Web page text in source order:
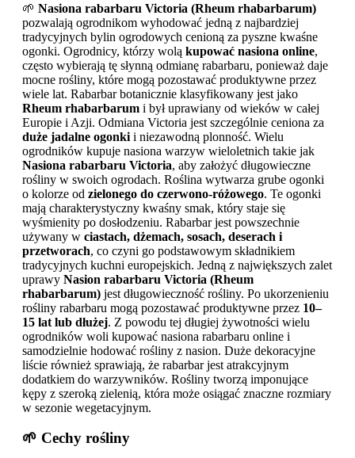
🌱 Nasiona rabarbaru Victoria (Rheum rhabarbarum)
pozwalają ogrodnikom wyhodować jedną z najbardziej
tradycyjnych bylin ogrodowych cenioną za pyszne kwaśne
ogonki. Ogrodnicy, którzy wolą kupować nasiona online,
często wybierają tę słynną odmianę rabarbaru, ponieważ daje
mocne rośliny, które mogą pozostawać produktywne przez
wiele lat. Rabarbar botanicznie klasyfikowany jest jako
Rheum rhabarbarum i był uprawiany od wieków w całej
Europie i Azji. Odmiana Victoria jest szczególnie ceniona za
duże jadalne ogonki i niezawodną plonność. Wielu
ogrodników kupuje nasiona warzyw wieloletnich takie jak
Nasiona rabarbaru Victoria, aby założyć długowieczne
rośliny w swoich ogrodach. Roślina wytwarza grube ogonki
o kolorze od zielonego do czerwono-różowego. Te ogonki
mają charakterystyczny kwaśny smak, który staje się
wyśmienity po dosłodzeniu. Rabarbar jest powszechnie
używany w ciastach, dżemach, sosach, deserach i
przetworach, co czyni go podstawowym składnikiem
tradycyjnych kuchni europejskich. Jedną z największych zalet
uprawy Nasion rabarbaru Victoria (Rheum
rhabarbarum) jest długowieczność rośliny. Po ukorzenieniu
rośliny rabarbaru mogą pozostawać produktywne przez 10–
15 lat lub dłużej. Z powodu tej długiej żywotności wielu
ogrodników woli kupować nasiona rabarbaru online i
samodzielnie hodować rośliny z nasion. Duże dekoracyjne
liście również sprawiają, że rabarbar jest atrakcyjnym
dodatkiem do warzywników. Rośliny tworzą imponujące
kępy z szeroką zielenią, która może osiągać znaczne rozmiary
w sezonie wegetacyjnym.
🌱 Cechy rośliny